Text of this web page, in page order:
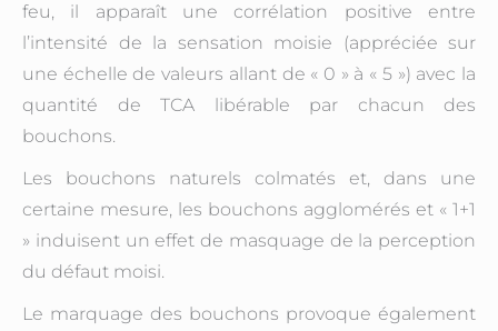
feu, il apparaît une corrélation positive entre
l’intensité de la sensation moisie (appréciée sur
une échelle de valeurs allant de « 0 » à « 5 ») avec la
quantité de TCA libérable par chacun des
bouchons.
Les bouchons naturels colmatés et, dans une
certaine mesure, les bouchons agglomérés et « 1+1
» induisent un effet de masquage de la perception
du défaut moisi.
Le marquage des bouchons provoque également